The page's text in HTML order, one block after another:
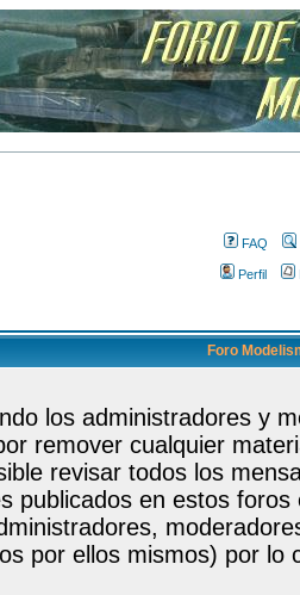
FAQ
Perfil
Foro
los administradores y
remover cualquier
revisar todos los
publicados en estos
por ellos mismos) por lo